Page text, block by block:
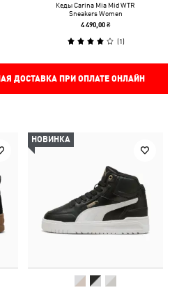
Кеды Carina Mia Mid WTR
Sneakers Women
4 490,00 ₴
(1)
ДОСТАВКА ПРИ ОПЛАТЕ ОНЛАЙН
НОВИНКА